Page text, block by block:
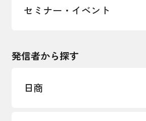
セミナー・イベント
発信者から探す
日商